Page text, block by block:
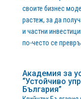
своите бизнес
растеж, за да
и частни
по-често се
Академия за
“Устойчиво
България”